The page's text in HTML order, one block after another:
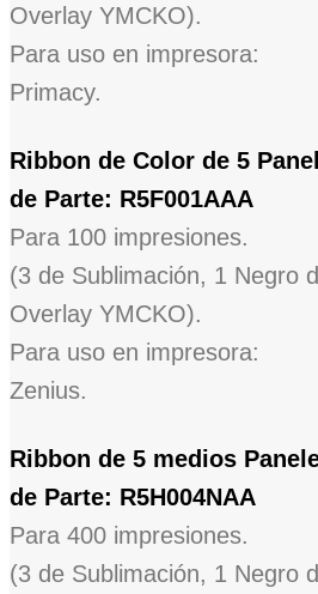
Overlay YMCKO).
Para uso en impresora:
Primacy.
Ribbon de Color de 5
de Parte: R5F001AAA
Para 100 impresiones.
(3 de Sublimación, 1 Negro
Overlay YMCKO).
Para uso en impresora:
Zenius.
Ribbon de 5 medios
de Parte: R5H004NAA
Para 400 impresiones.
(3 de Sublimación, 1 Negro